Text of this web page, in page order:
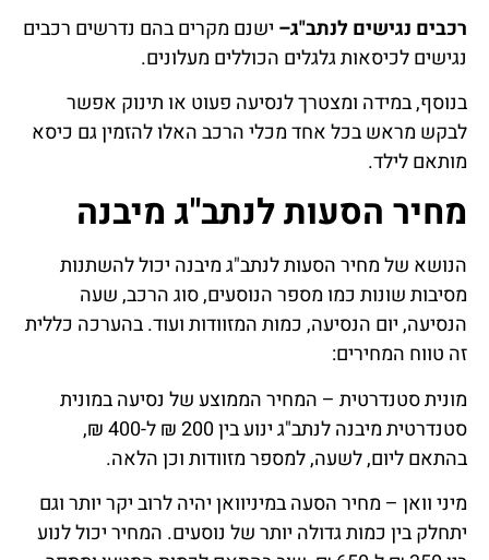
רכבים נגישים לנתב"ג– ישנם מקרים בהם נדרשים רכבים
נגישים לכיסאות גלגלים הכוללים מעלונים.
בנוסף, במידה ומצטרך לנסיעה פעוט או תינוק אפשר
לבקש מראש בכל אחד מכלי הרכב האלו להזמין גם כיסא
מותאם לילד.
מחיר הסעות לנתב"ג מיבנה
הנושא של מחיר הסעות לנתב"ג מיבנה יכול להשתנות
מסיבות שונות כמו מספר הנוסעים, סוג הרכב, שעה
הנסיעה, יום הנסיעה, כמות המזוודות ועוד. בהערכה כללית
זה טווח המחירים:
מונית סטנדרטית – המחיר הממוצע של נסיעה במונית
סטנדרטית מיבנה לנתב"ג ינוע בין 200 ₪ ל-400 ₪,
בהתאם ליום, לשעה, למספר מזוודות וכן הלאה.
מיני וואן – מחיר הסעה במיניוואן יהיה לרוב יקר יותר וגם
יתחלק בין כמות גדולה יותר של נוסעים. המחיר יכול לנוע